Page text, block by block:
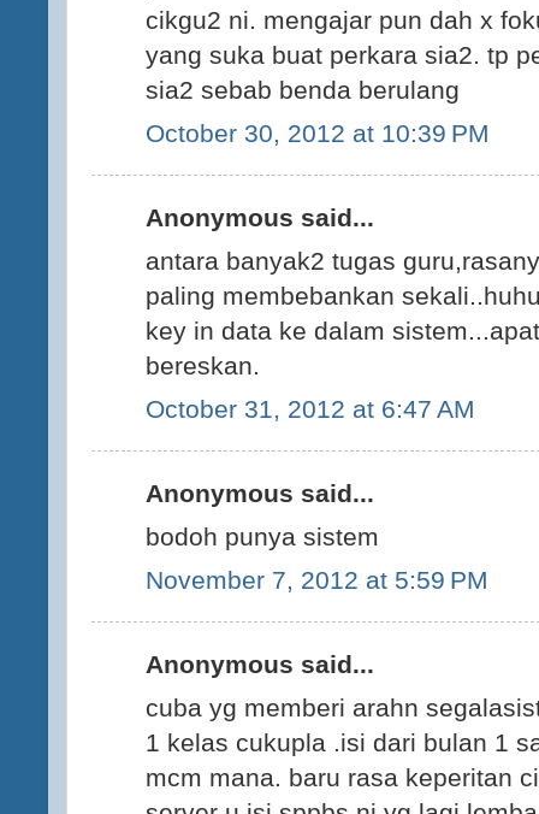
cikgu2 ni. mengajar pun dah x
yang suka buat perkara sia2. tp
sia2 sebab benda berulang
October 30, 2012 at 10:39 PM
Anonymous said...
antara banyak2 tugas
paling membebankan
key in data ke dalam
bereskan.
October 31, 2012 at 6:47 AM
Anonymous said...
bodoh punya sistem
November 7, 2012 at 5:59 PM
Anonymous said...
cuba yg memberi arahn
1 kelas cukupla .isi dari bulan 1
mcm mana. baru rasa keperitan